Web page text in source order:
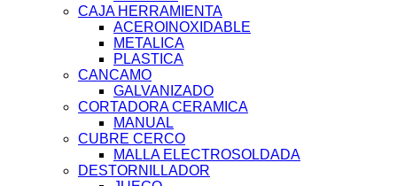
CAJA HERRAMIENTA
ACEROINOXIDABLE
METALICA
PLASTICA
CANCAMO
GALVANIZADO
CORTADORA CERAMICA
MANUAL
CUBRE CERCO
MALLA ELECTROSOLDADA
DESTORNILLADOR